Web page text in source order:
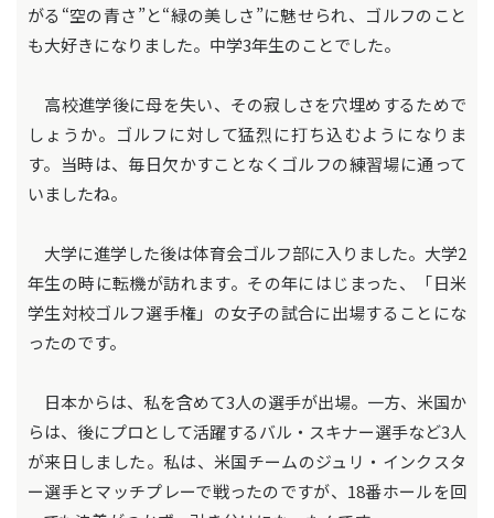
がる“空の青さ”と“緑の美しさ”に魅せられ、ゴルフのこと
も大好きになりました。中学3年生のことでした。
高校進学後に母を失い、その寂しさを穴埋めするためで
しょうか。ゴルフに対して猛烈に打ち込むようになりま
す。当時は、毎日欠かすことなくゴルフの練習場に通って
いましたね。
大学に進学した後は体育会ゴルフ部に入りました。大学2
年生の時に転機が訪れます。その年にはじまった、「日米
学生対校ゴルフ選手権」の女子の試合に出場することにな
ったのです。
日本からは、私を含めて3人の選手が出場。一方、米国か
らは、後にプロとして活躍するバル・スキナー選手など3人
が来日しました。私は、米国チームのジュリ・インクスタ
ー選手とマッチプレーで戦ったのですが、18番ホールを回